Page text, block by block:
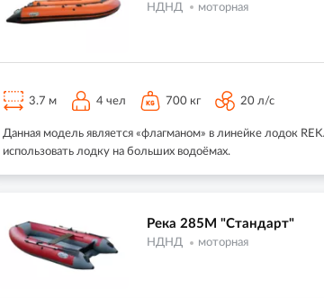
НДНД моторная
3.7 м 4 чел 700 кг 20 л/с
Данная модель является «флагманом» в линейке лодок
использовать лодку на больших водоёмах.
Река 285M "Стандарт"
НДНД моторная